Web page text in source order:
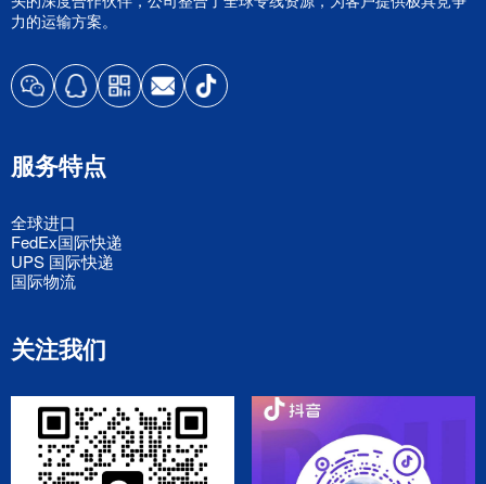
力的运输方案。
服务特点
全球进口
FedEx国际快递
UPS 国际快递
国际物流
关注我们